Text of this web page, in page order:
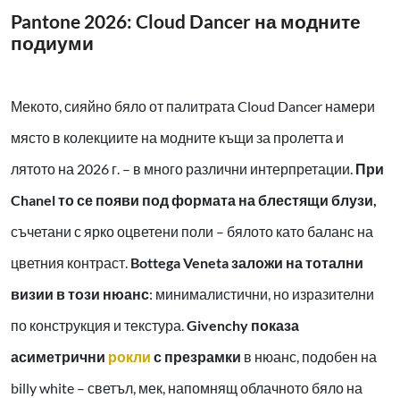
Pantone 2026: Cloud Dancer на модните
подиуми
Мекото, сияйно бяло от палитрата Cloud Dancer намери
място в колекциите на модните къщи за пролетта и
лятото на 2026 г. – в много различни интерпретации. При
Chanel то се появи под формата на блестящи блузи,
съчетани с ярко оцветени поли – бялото като баланс на
цветния контраст. Bottega Veneta заложи на тотални
визии в този нюанс: минималистични, но изразителни
по конструкция и текстура.Givenchy показа
асиметрични рокли с презрамки в нюанс, подобен на
billy white – светъл, мек, напомнящ облачното бяло на